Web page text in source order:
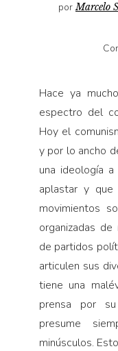
porMarcelo
Hace ya
espectro del
Hoy el
y por lo ancho
una ideología
aplastar y
movimientos
organizadas
de partidos
articulen sus
tiene una
prensa por
presume
minúsculos.